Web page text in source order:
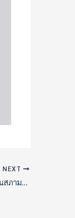
NEXT
ระเบียบมหาวิทยาลัย ว่าด้วย การบริหารงานกองงานสำนักงานสภามหาวิทยาลัย พ.ศ. 2558